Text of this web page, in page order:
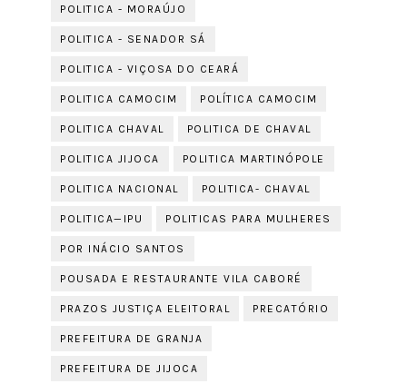
POLITICA - MORAÚJO
POLITICA - SENADOR SÁ
POLITICA - VIÇOSA DO CEARÁ
POLITICA CAMOCIM POLÍTICA CAMOCIM
POLITICA CHAVAL POLITICA DE CHAVAL
POLITICA JIJOCA POLITICA MARTINÓPOLE
POLITICA NACIONAL POLITICA- CHAVAL
POLITICA—IPU POLITICAS PARA MULHERES
POR INÁCIO SANTOS
POUSADA E RESTAURANTE VILA CABORÉ
PRAZOS JUSTIÇA ELEITORAL PRECATÓRIO
PREFEITURA DE GRANJA
PREFEITURA DE JIJOCA